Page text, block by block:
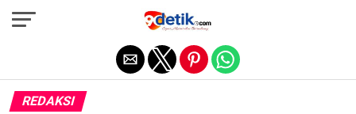
REDAKSI
Exit mobile version